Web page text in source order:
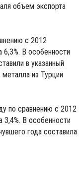
объем экспорта
с 2012
6,3%. В особенности
в указанный
из Турции
по сравнению с 2012
3,4%. В особенности
года составила